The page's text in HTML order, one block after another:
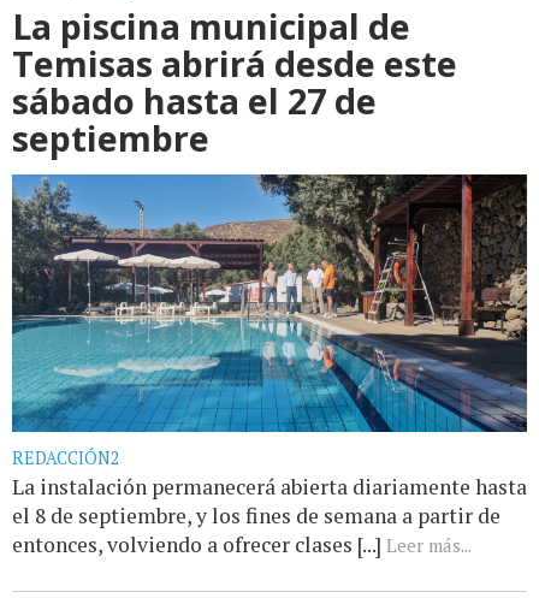
La piscina municipal de
Temisas abrirá desde este
sábado hasta el 27 de
septiembre
REDACCIÓN2
La instalación permanecerá abierta diariamente hasta
el 8 de septiembre, y los fines de semana a partir de
entonces, volviendo a ofrecer clases [...] Leer más...